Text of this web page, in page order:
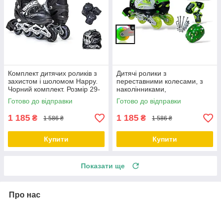
Комплект дитячих роликів з
захистом і шоломом Happy.
Чорний комплект. Розмір 29-
33
Готово до відправки
1 185 ₴ 1 586 ₴
Купити
Дитячі ролики з
переставними колесами, з
наколінниками,
налокітниками та шоломом
Happy. Зелений колір. Розмір
Готово до відправки
1 185 ₴ 1 586 ₴
Купити
Показати ще
Про нас